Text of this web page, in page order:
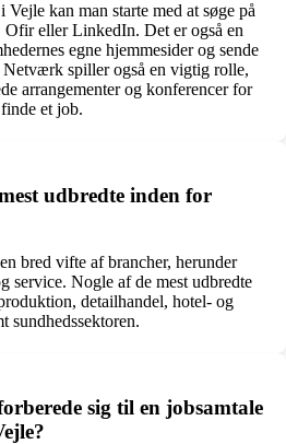
kan man starte med at søge på
Ofir eller LinkedIn. Det er også en
egne hjemmesider og sende
Netværk spiller også en vigtig rolle,
arrangementer og konferencer for
et job.
udbredte inden for
bred vifte af brancher, herunder
service. Nogle af de mest udbredte
detailhandel, hotel- og
sundhedssektoren.
sig til en jobsamtale